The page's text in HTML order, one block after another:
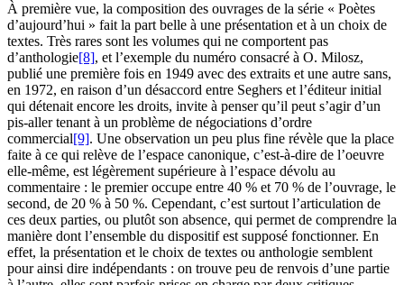
À première vue, la composition des ouvrages de la série « Poètes
d’aujourd’hui » fait la part belle à une présentation et à un choix de
textes. Très rares sont les volumes qui ne comportent pas
d’anthologie[8], et l’exemple du numéro consacré à O. Milosz,
publié une première fois en 1949 avec des extraits et une autre sans,
en 1972, en raison d’un désaccord entre Seghers et l’éditeur initial
qui détenait encore les droits, invite à penser qu’il peut s’agir d’un
pis-aller tenant à un problème de négociations d’ordre
commercial[9]. Une observation un peu plus fine révèle que la place
faite à ce qui relève de l’espace canonique, c’est-à-dire de l’oeuvre
elle-même, est légèrement supérieure à l’espace dévolu au
commentaire : le premier occupe entre 40 % et 70 % de l’ouvrage, le
second, de 20 % à 50 %. Cependant, c’est surtout l’articulation de
ces deux parties, ou plutôt son absence, qui permet de comprendre la
manière dont l’ensemble du dispositif est supposé fonctionner. En
effet, la présentation et le choix de textes ou anthologie semblent
pour ainsi dire indépendants : on trouve peu de renvois d’une partie